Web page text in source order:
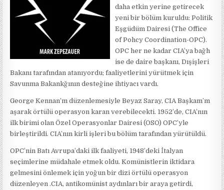
daha etkin yerine getirecek
yeni bir bölüm kuruldu: Politik
Eşgüdüm Dairesi (The Office
of Pohcy Coordination-OPC).
OPC her ne kadar CIA’ya bağh
ise de daire başkanı, Dışişleri
Bakanı tarafından atanıyordu; faaliyetlerini yürütmek için
Savunma Bakankğının desteğine ihtiyacı vardı.
George Kennan’m düzenlemesiyle Beyaz Saray, CIA Başkam’m
aşarak örtülü operasyon karan verebilecekti. 1952’de, CIA’nın
ilk birimi olan Özel Operasyonlar Dairesi (OSO) OPC’yle
birleştirildi. CIA’nın kirli işleri bu bölüm tarafından yürütüldü.
OPC’nin Batı Avrupa’daki ilk faaliyeti, 1948’deki İtalyan
seçimlerine müdahale etmek oldu. Komünistlerin iktidara
gelmesini önlemek için yoğun bir dizi örtülü operasyon
düzenleyen .CIA, antikomünist aydınları bir araya getirdi,